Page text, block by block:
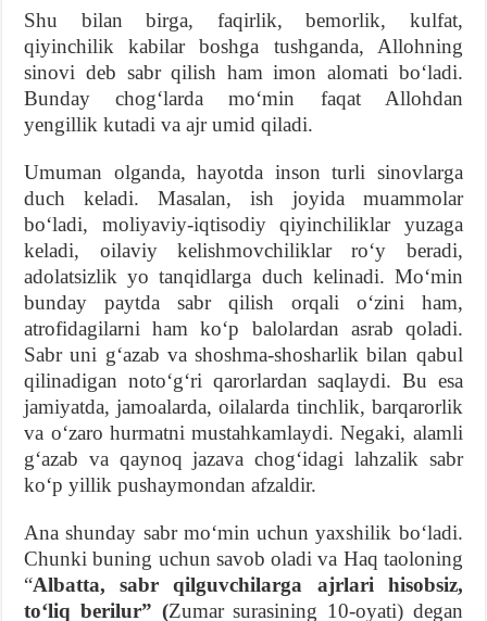
Shu bilan birga, faqirlik, bemorlik, kulfat,
qiyinchilik kabilar boshga tushganda, Allohning
sinovi deb sabr qilish ham imon alomati boʻladi.
Bunday chogʻlarda moʻmin faqat Allohdan
yengillik kutadi va ajr umid qiladi.
Umuman olganda, hayotda inson turli sinovlarga
duch keladi. Masalan, ish joyida muammolar
boʻladi, moliyaviy-iqtisodiy qiyinchiliklar yuzaga
keladi, oilaviy kelishmovchiliklar roʻy beradi,
adolatsizlik yo tanqidlarga duch kelinadi. Moʻmin
bunday paytda sabr qilish orqali oʻzini ham,
atrofidagilarni ham koʻp balolardan asrab qoladi.
Sabr uni gʻazab va shoshma-shosharlik bilan qabul
qilinadigan notoʻgʻri qarorlardan saqlaydi. Bu esa
jamiyatda, jamoalarda, oilalarda tinchlik, barqarorlik
va oʻzaro hurmatni mustahkamlaydi. Negaki, alamli
gʻazab va qaynoq jazava chogʻidagi lahzalik sabr
koʻp yillik pushaymondan afzaldir.
Ana shunday sabr moʻmin uchun yaxshilik boʻladi.
Chunki buning uchun savob oladi va Haq taoloning
“Albatta, sabr qilguvchilarga ajrlari hisobsiz,
toʻliq berilur” (Zumar surasining 10-oyati) degan